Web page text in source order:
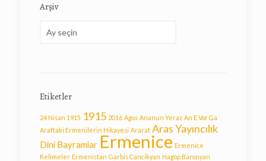
Arşiv
Etiketler
24 Nisan 1915 1915 2016 Agos Ananun Yeraz An E Vor Ga
Araftaki Ermenilerin Hikayesi Ararat Aras Yayıncılık
Dini Bayramlar Ermenice Ermenice
Kelimeler Ermenistan Garbis Cancikyan Hagop Baronyan